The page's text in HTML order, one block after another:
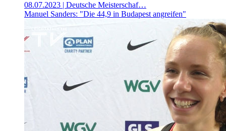
08.07.2023 | Deutsche Meisterschaf…
Manuel Sanders: "Die 44,9 in Budapest angreifen"